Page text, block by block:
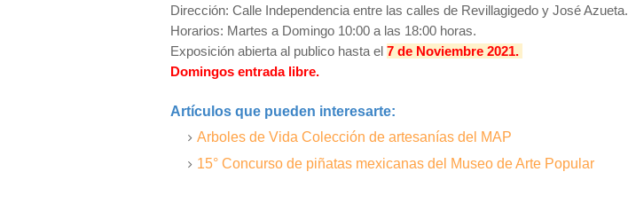
Dirección: Calle Independencia entre las calles de Revillagigedo y José Azueta.
Horarios: Martes a Domingo 10:00 a las 18:00 horas.
Exposición abierta al publico hasta el 7 de Noviembre 2021.
Domingos entrada libre.
Artículos que pueden interesarte:
Arboles de Vida Colección de artesanías del MAP
15° Concurso de piñatas mexicanas del Museo de Arte Popular